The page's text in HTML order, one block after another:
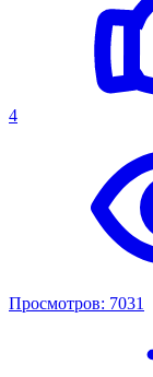
4
Просмотров: 7031